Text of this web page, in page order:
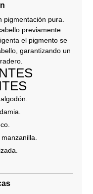
pura.
previamente
el pigmento se
garantizando un